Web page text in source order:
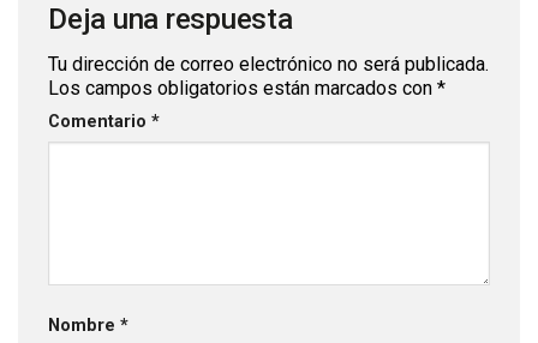
Deja una respuesta
Tu dirección de correo electrónico no será publicada.
Los campos obligatorios están marcados con *
Comentario *
Nombre *